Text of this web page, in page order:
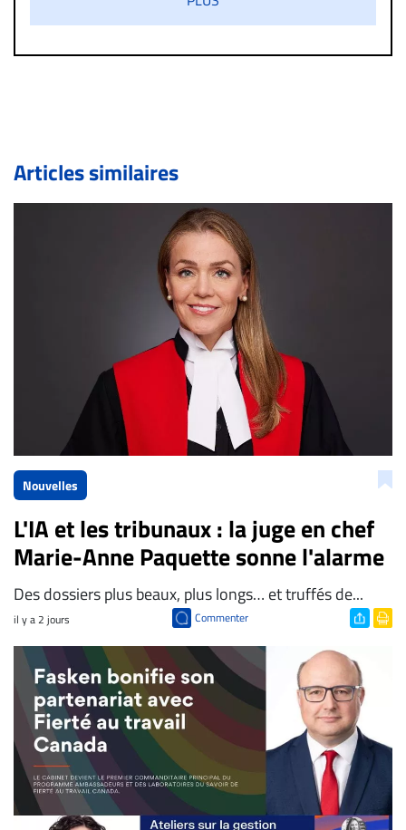
diffamatoire. Si malgré cette politique de modération,
un commentaire publié sur le site vous dérange, prenez
immédiatement contact par courriel (info@droit-
de validation, un droit de réponse.
Bien à vous,
La Rédaction de Droit-inc.com
Articles similaires
Nouvelles
L'IA et les tribunaux : la juge en chef
Marie-Anne Paquette sonne l'alarme
Des dossiers plus beaux, plus longs… et truffés de...
il y a 2 jours Commenter